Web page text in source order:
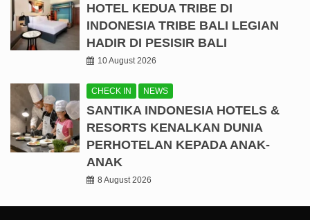
HOTEL KEDUA TRIBE DI
INDONESIA TRIBE BALI LEGIAN
HADIR DI PESISIR BALI
10 August 2026
CHECK IN NEWS
SANTIKA INDONESIA HOTELS &
RESORTS KENALKAN DUNIA
PERHOTELAN KEPADA ANAK-
ANAK
8 August 2026